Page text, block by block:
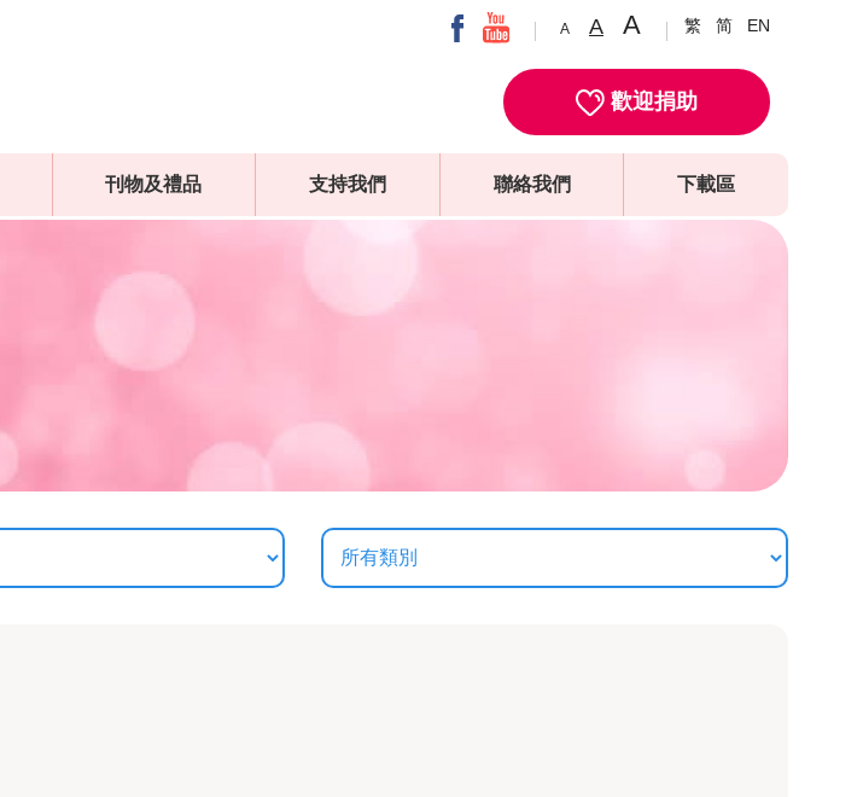
A A A 繁 简 EN
歡迎捐助
刊物及禮品 支持我們 聯絡我們 下載區